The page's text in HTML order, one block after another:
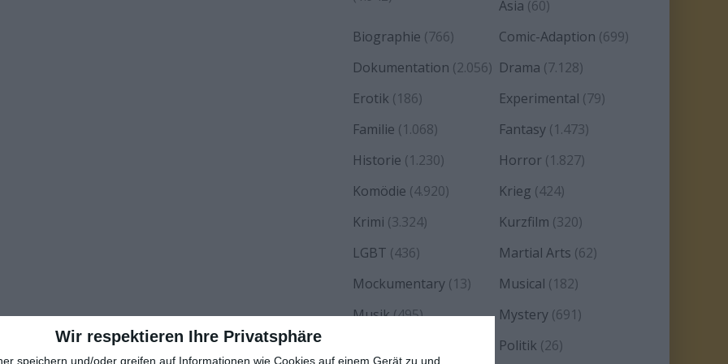
Wir respektieren Ihre Privatsphäre
speichern und/oder greifen auf Informationen wie Cookies auf einem Gerät zu und
Asia (60)
Biographie (766) Comic-Adaption (699)
Dokumentation (2.056) Drama (7.128)
Erotik (186) Experimental (79)
Familie (1.068) Fantasy (1.473)
Historie (1.230) Horror (1.827)
Komödie (4.920) Krieg (424)
Krimi (3.324) Kurzfilm (320)
LGBT (436) Martial Arts (62)
Mockumentary (13) Musical (182)
Musik(495) Mystery (691)
Politik (26)